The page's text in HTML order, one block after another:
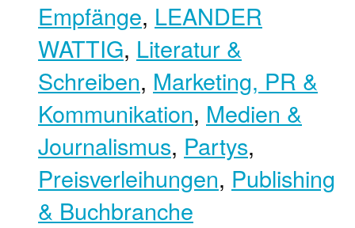
Empfänge, LEANDER
WATTIG, Literatur &
Schreiben, Marketing, PR &
Kommunikation, Medien &
Journalismus, Partys,
Preisverleihungen, Publishing
& Buchbranche